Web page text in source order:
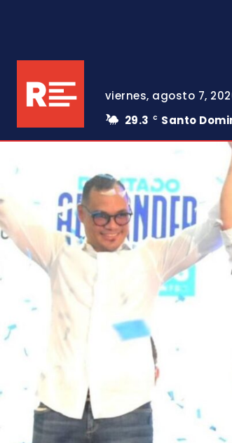
viernes, agosto 7,
29.3
C Santo